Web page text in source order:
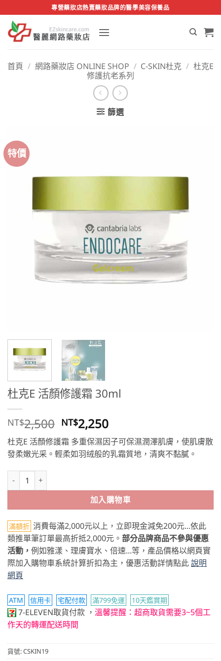
to
content
專營藥妝店熱賣藥妝品牌的醫學美容保養品
首頁 / 網路藥妝店 ONLINE SHOP / C-SKIN杜克 / 杜克E
修護抗老系列
篩選
特價
杜克E 活顏修護霜 30ml
NT$2,500 原
始
價
格：
NT$2,250目
前
價
格：
杜克E 活顏修護霜 多重保濕因子可保濕潤澤肌膚，使肌膚散
發柔嫩光采。輕柔如羽绒般的乳霜質地，清爽不黏膩。
杜克E 活顏修護霜 30ml 數量
加入購物車
滿額折 消費每滿2,000元以上，立即現金減免200元...依此
類推單筆訂單最高折抵2,000元。 部分品牌商品不參與優惠
活動， 例如雅漾、理膚寶水、倍速...等，產品價格以網頁實
際加入購物車系統計算折扣為主，優惠活動詳情點此說明
網頁
ATM 信用卡 宅配付款 滿799免運 10天鑑賞期
7-ELEVEN取貨付款 ， 溫馨提醒：超商取貨需要3~5個工
作天的轉運配送時間
貨號:CSKIN19